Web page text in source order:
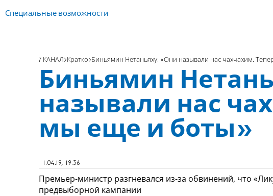
Специальные возможности
7 КАНАЛ Кратко Биньямин Нетаньяху: «Они называли нас чахчахим.
Биньямин
называли нас
мы еще и боты»
1.04.19, 19:36
Премьер-министр разгневался из-за обвинений, что
предвыборной кампании